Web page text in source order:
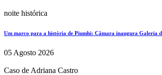
noite histórica
Um marco para a história de Piumhi: Câmara inaugura Galeria
05 Agosto 2026
Caso de Adriana Castro